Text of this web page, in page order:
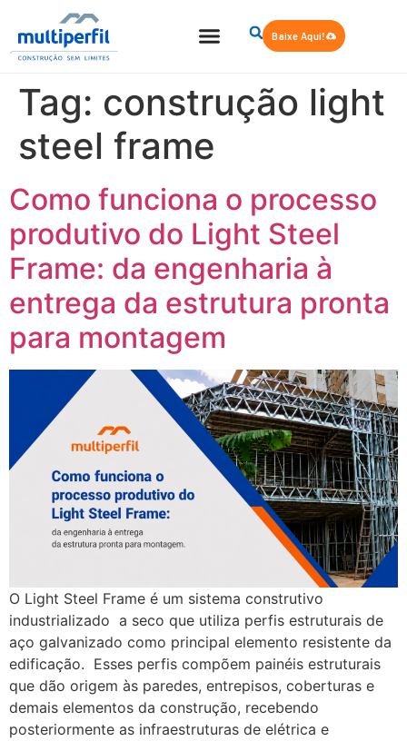
Baixe Aqui!
Tag: construção light
steel frame
Como funciona o processo
produtivo do Light Steel
Frame: da engenharia à
entrega da estrutura pronta
para montagem
O Light Steel Frame é um sistema construtivo
industrializado a seco que utiliza perfis estruturais de
aço galvanizado como principal elemento resistente da
edificação. Esses perfis compõem painéis estruturais
que dão origem às paredes, entrepisos, coberturas e
demais elementos da construção, recebendo
posteriormente as infraestruturas de elétrica e